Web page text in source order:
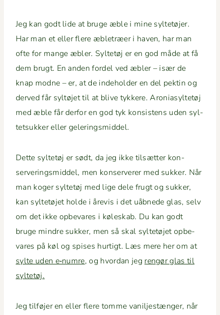
Jeg kan godt lide at bruge æble i mine syl­tetø­jer.
Har man et eller flere æbletræer i haven, har man
ofte for mange æbler. Syl­tetøj er en god måde at få
dem brugt. En anden fordel ved æbler – især de
knap modne – er, at de inde­hold­er en del pek­tin og
derved får syltø­jet til at blive tykkere. Aro­ni­a­syl­tetøj
med æble får der­for en god tyk kon­sis­tens uden syl­
tet­sukker eller geleringsmiddel.
Dette syl­tetøj er sødt, da jeg ikke tilsæt­ter kon­
server­ingsmid­del, men kon­server­er med sukker. Når
man koger syl­tetøj med lige dele frugt og sukker,
kan syl­tetø­jet holde i åre­vis i det uåb­nede glas, selv
om det ikke opbe­vares i køleskab. Du kan godt
bruge min­dre sukker, men så skal syl­tetø­jet opbe­
vares på køl og spis­es hur­tigt. Læs mere her om at
sylte uden e‑numre, og hvor­dan jeg rengør glas til
syltetøj.
Jeg til­fø­jer en eller flere tomme vanil­jestænger, når